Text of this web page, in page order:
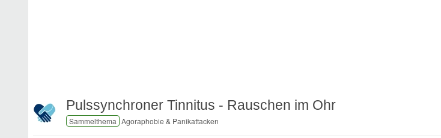
Pulssynchroner Tinnitus - Rauschen im Ohr
Agoraphobie & Panikattacken